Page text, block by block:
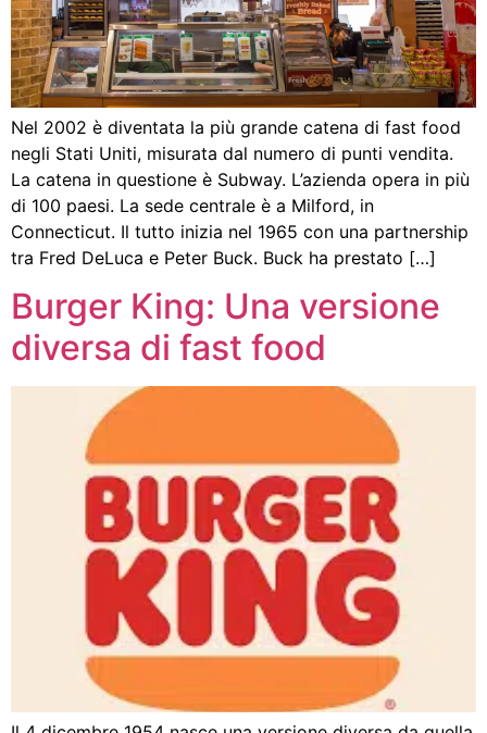
Nel 2002 è diventata la più grande catena di fast food
negli Stati Uniti, misurata dal numero di punti vendita.
La catena in questione è Subway. L’azienda opera in più
di 100 paesi. La sede centrale è a Milford, in
Connecticut. Il tutto inizia nel 1965 con una partnership
tra Fred DeLuca e Peter Buck. Buck ha prestato […]
Burger King: Una versione
diversa di fast food